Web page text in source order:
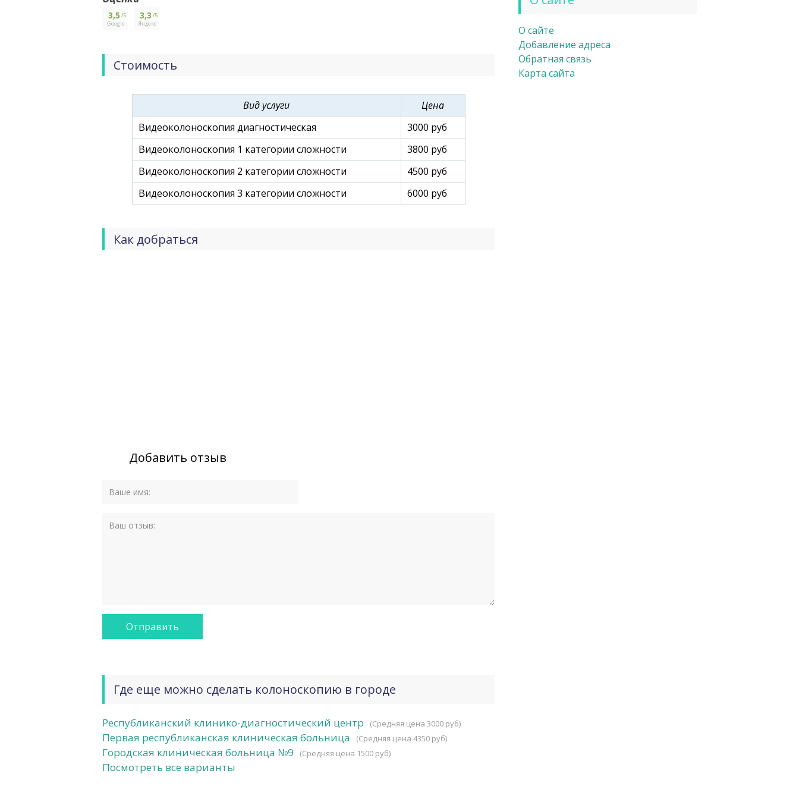
3,5 /5
Google
3,3 /5
Яндекс
Стоимость
Вид услуги
Цена
Видеоколоноскопия диагностическая
3000 руб
Видеоколоноскопия 1 категории сложности
3800 руб
Видеоколоноскопия 2 категории сложности
4500 руб
Видеоколоноскопия 3 категории сложности
6000 руб
Как добраться
Добавить отзыв
Где еще можно сделать колоноскопию в городе
Республиканский клинико-диагностический центр (Средняя цена 3000 руб)
Первая республиканская клиническая больница (Средняя цена 4350 руб)
Городская клиническая больница №9 (Средняя цена 1500 руб)
Посмотреть все варианты
О сайте
Добавление адреса
Обратная связь
Карта сайта